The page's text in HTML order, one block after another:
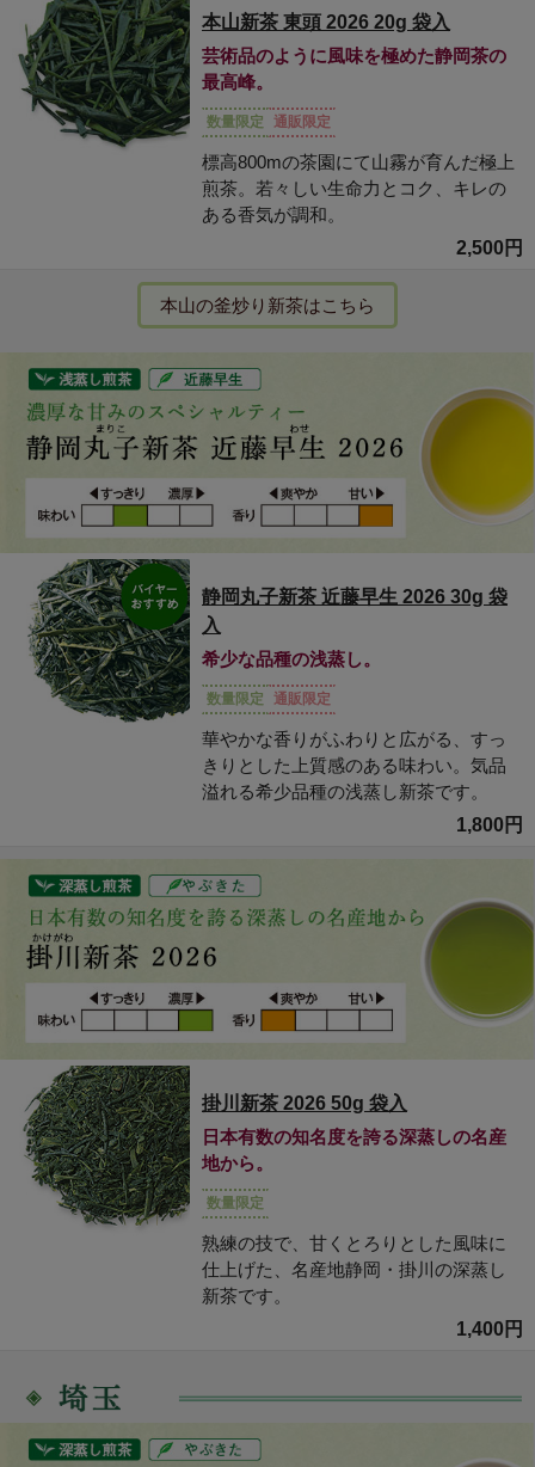
本山新茶 東頭 2026 20g 袋入
芸術品のように風味を極めた静岡茶の
最高峰。
数量限定 通販限定
標高800mの茶園にて山霧が育んだ極上
煎茶。若々しい生命力とコク、キレの
ある香気が調和。
2,500円
本山の釜炒り新茶はこちら
静岡丸子新茶 近藤早生 2026 30g 袋
入
希少な品種の浅蒸し。
数量限定 通販限定
華やかな香りがふわりと広がる、すっ
きりとした上質感のある味わい。気品
溢れる希少品種の浅蒸し新茶です。
1,800円
掛川新茶 2026 50g 袋入
日本有数の知名度を誇る深蒸しの名産
地から。
数量限定
熟練の技で、甘くとろりとした風味に
仕上げた、名産地静岡・掛川の深蒸し
新茶です。
1,400円